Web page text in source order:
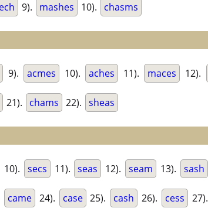
9). mashes 10). chasms
9). acmes 10). aches 11). maces 12).
21). chams 22). sheas
10). secs 11). seas 12). seam 13). sash
came 24). case 25). cash 26). cess 27).